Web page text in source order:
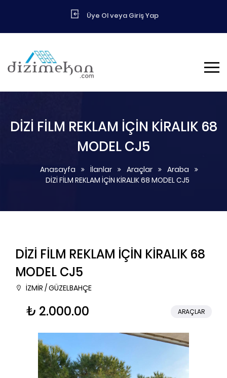
Üye Ol veya Giriş Yap
DİZİ FİLM REKLAM İÇİN KİRALIK 68
MODEL CJ5
Anasayfa İlanlar Araçlar
Araba
DİZİ FİLM REKLAM İÇİN KİRALIK 68 MODEL CJ5
DİZİ FİLM REKLAM İÇİN KİRALIK 68
MODEL CJ5
İZMİR / GÜZELBAHÇE
₺ 2.000.00 ARAÇLAR